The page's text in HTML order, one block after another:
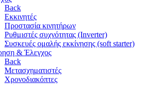
Back
Εκκινητές
Προστασία κινητήρων
Ρυθμιστές συχνότητας (Inverter)
Συσκευές ομαλής εκκίνησης (soft starter)
& Έλεγχος
Back
Μετασχηματιστές
Χρονοδιακόπτες